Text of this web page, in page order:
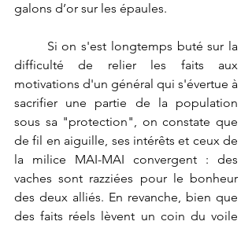
galons d’or sur les épaules.
difficulté de relier les faits aux
motivations d'un général qui s'évertue à
sacrifier une partie de la population
sous sa "protection", on constate que
de fil en aiguille, ses intérêts et ceux de
la milice MAI-MAI convergent : des
vaches sont razziées pour le bonheur
des deux alliés. En revanche, bien que
des faits réels lèvent un coin du voile